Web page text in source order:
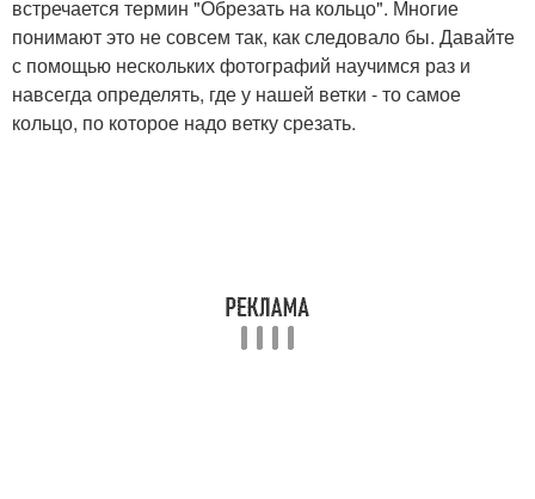
встречается термин "Обрезать на кольцо". Многие
понимают это не совсем так, как следовало бы. Давайте
с помощью нескольких фотографий научимся раз и
навсегда определять, где у нашей ветки - то самое
кольцо, по которое надо ветку срезать.